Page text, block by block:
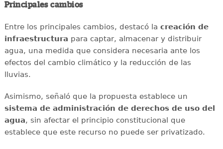
Principales cambios
Entre los principales cambios, destacó la creación de
infraestructura para captar, almacenar y distribuir
agua, una medida que considera necesaria ante los
efectos del cambio climático y la reducción de las
lluvias.
Asimismo, señaló que la propuesta establece un
sistema de administración de derechos de uso del
agua, sin afectar el principio constitucional que
establece que este recurso no puede ser privatizado.